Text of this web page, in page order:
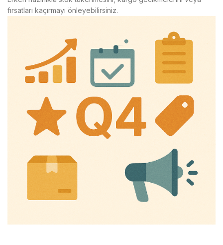
fırsatları kaçırmayı önleyebilirsiniz.